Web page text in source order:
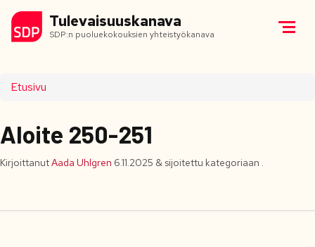
Tulevaisuuskanava
SDP:n puoluekokouksien yhteistyökanava
Etusivu
Aloite 250-251
KirjoittanutAada Uhlgren 6.11.2025 & sijoitettu kategoriaan .